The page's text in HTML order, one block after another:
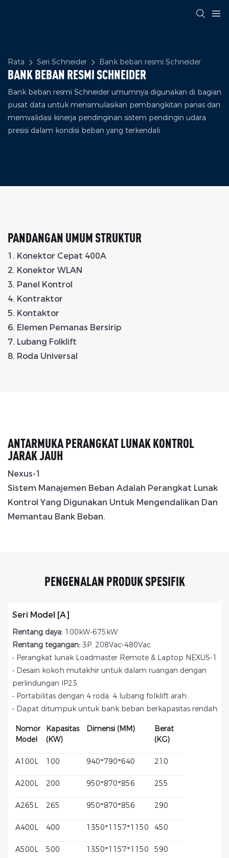
Rata Seri Schneider Bank beban resmi Schneider
BANK BEBAN RESMI SCHNEIDER
Bank beban resmi Schneider umumnya digunakan di bagian
pusat data untuk mensimulasikan pembangkitan panas dan
memvalidasi kinerja pendinginan sistem pendingin udara
presisi dalam kondisi beban yang terkendali.
PANDANGAN UMUM STRUKTUR
1. Konektor Cepat 400A
2. Konektor WLAN
3. Panel Kontrol
4. Kontraktor
5. Kontaktor
6. Elemen Pemanas Bersirip
7. Lubang Folklift
8. Roda Universal
ANTARMUKA PERANGKAT LUNAK KONTROL
JARAK JAUH
Nexus-1
Sistem Manajemen Beban Adalah Perangkat Lunak
Kontrol Yang Digunakan Untuk Mengendalikan Dan
Memantau Bank Beban.
PENGENALAN PRODUK SPESIFIK
Seri Model [A]
Rentang daya:100kW-675kW
Rentang tegangan:3P. 208Vac-480Vac
• Perangkat lunak Loadmaster Remote & Laptop NEXUS-1
• Desain kokoh mutakhir untuk dalam ruangan dengan
perlindungan IP23.
• Portabilitas dengan 4 roda. 4 lubang folklift arah.
• Dapat ditumpuk untuk bank beban berkapasitas rendah.
Nomor
Model
Kapasitas
(KW)
Dimensi (MM)
Berat
(KG)
A100L 100 940*790*640 210
A200L 200 950*870*856 255
A265L 265 950*870*856 290
A400L 400 1350*1157*1150 450
A500L 500 1350*1157*1150 590